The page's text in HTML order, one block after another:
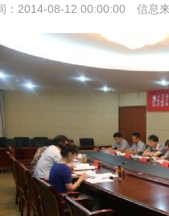
：2014-08-12 00:00:00 信息